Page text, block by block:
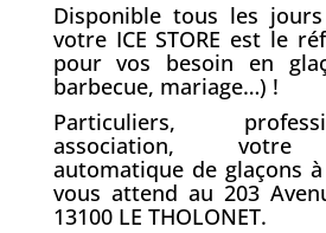
Disponible tous les
votre ICE STORE est le
pour vos besoin en
barbecue, mariage…) !
Particuliers,
association, votre
automatique de glaçons à
vous attend au 203
13100 LE THOLONET.